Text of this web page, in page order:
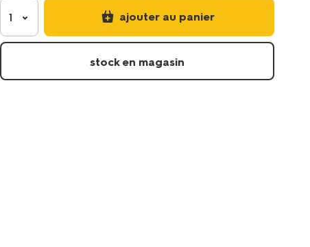
1 ajouter au panier
stock en magasin